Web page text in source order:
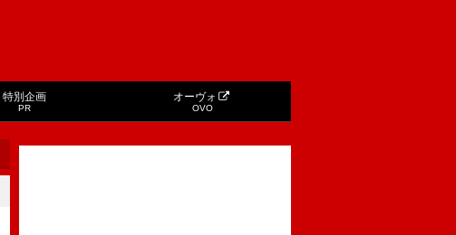
特別企画
PR
オーヴォ
OVO